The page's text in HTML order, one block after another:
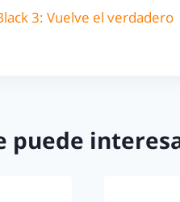
3: Vuelve el verdadero
puede